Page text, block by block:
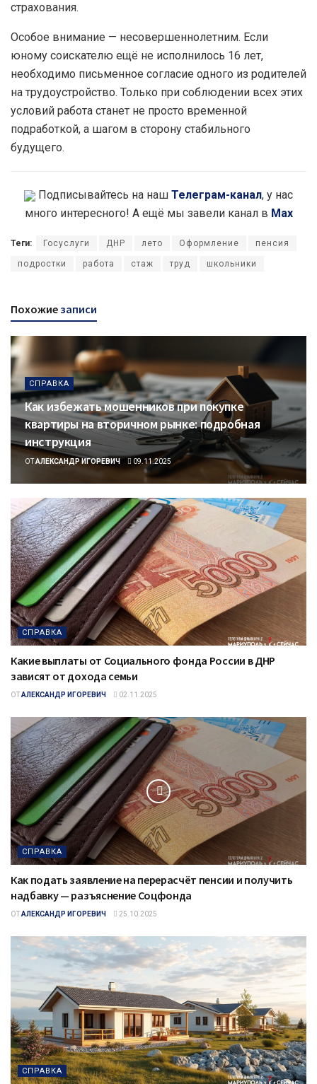
страхования.
Особое внимание — несовершеннолетним. Если
юному соискателю ещё не исполнилось 16 лет,
необходимо письменное согласие одного из родителей
на трудоустройство. Только при соблюдении всех этих
условий работа станет не просто временной
подработкой, а шагом в сторону стабильного
будущего.
Подписывайтесь на наш Телеграм-канал, у нас
много интересного! А ещё мы завели канал в Max
Теги: Госуслуги ДНР лето Оформление пенсия
подростки работа стаж труд школьники
Похожие записи
СПРАВКА
Как избежать мошенников при покупке
квартиры на вторичном рынке: подробная
инструкция
ОТ АЛЕКСАНДР ИГОРЕВИЧ 09.11.2025
СПРАВКА
Какие выплаты от Социального фонда России в ДНР
зависят от дохода семьи
ОТ АЛЕКСАНДР ИГОРЕВИЧ 02.11.2025
СПРАВКА
Как подать заявление на перерасчёт пенсии и получить
надбавку — разъяснение Соцфонда
ОТ АЛЕКСАНДР ИГОРЕВИЧ 25.10.2025
СПРАВКА